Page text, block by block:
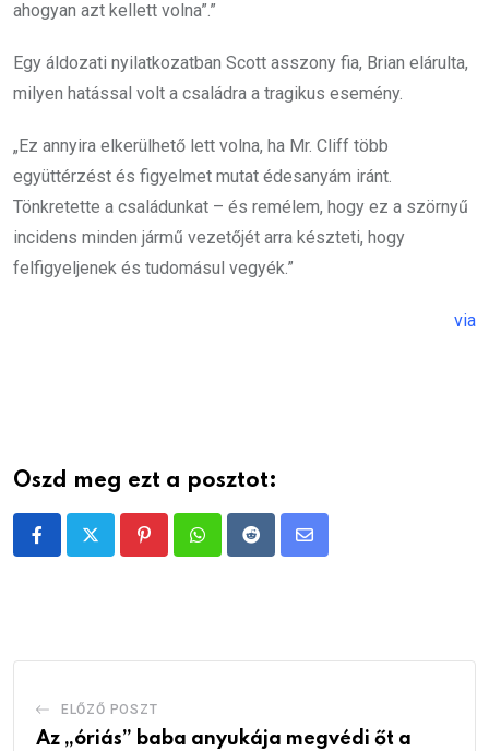
ahogyan azt kellett volna”.”
Egy áldozati nyilatkozatban Scott asszony fia, Brian elárulta,
milyen hatással volt a családra a tragikus esemény.
„Ez annyira elkerülhető lett volna, ha Mr. Cliff több
együttérzést és figyelmet mutat édesanyám iránt.
Tönkretette a családunkat – és remélem, hogy ez a szörnyű
incidens minden jármű vezetőjét arra készteti, hogy
felfigyeljenek és tudomásul vegyék.”
via
Oszd meg ezt a posztot:
PinterestWhatsappRedditShare
ELŐZŐ POSZT
Az „óriás” baba anyukája megvédi őt a